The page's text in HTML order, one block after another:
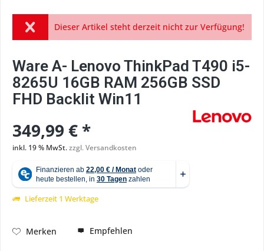
Dieser Artikel steht derzeit nicht zur Verfügung!
Ware A- Lenovo ThinkPad T490 i5-
8265U 16GB RAM 256GB SSD
FHD Backlit Win11
349,99 € *
inkl. 19 % MwSt.zzgl. Versandkosten
Lieferzeit 1 Werktage
Merken Empfehlen